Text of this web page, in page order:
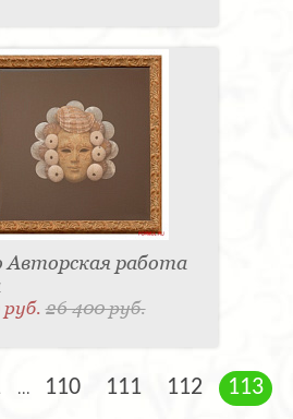
Авторская работа
руб.26 400 руб.
... 110 111 112 113